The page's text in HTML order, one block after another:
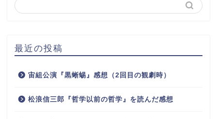
最近の投稿
宙組公演『黒蜥蜴』感想（2回目の観劇時）
松浪信三郎『哲学以前の哲学』を読んだ感想